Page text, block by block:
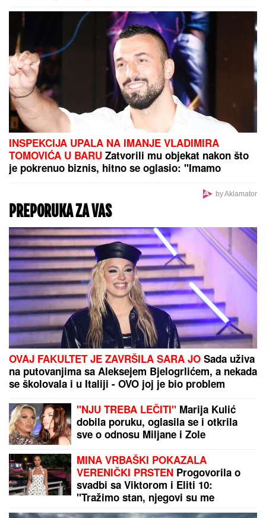
INSPEKCIJA UPALA NA IMANJE VLADIMIRA
TOMOVIĆA U BARU Zatvorili mu objekat nakon što
je pokrenuo biznis, hitno se oglasio: "Imamo
by Aklamator
PREPORUKA ZA VAS
OVAJ FAKULTET JE ZAVRŠILA SARA JO Sada uživa
na putovanjima sa Aleksejem Bjelogrlićem, a nekada
se školovala i u Italiji - OVO joj je bio problem
"NJU TREBA LEČITI" Marija Kulić
dobila poruku, oglasila se i otkrila
sve o odnosu Miljane i Zole
MINA VRBAŠKI POKAZALA
VERENIČKI PRSTEN Progovorila o
svadbi sa Viktorom i Eliti 10:
"Tražimo stan, njegovi su me
prihvatili" (Video)